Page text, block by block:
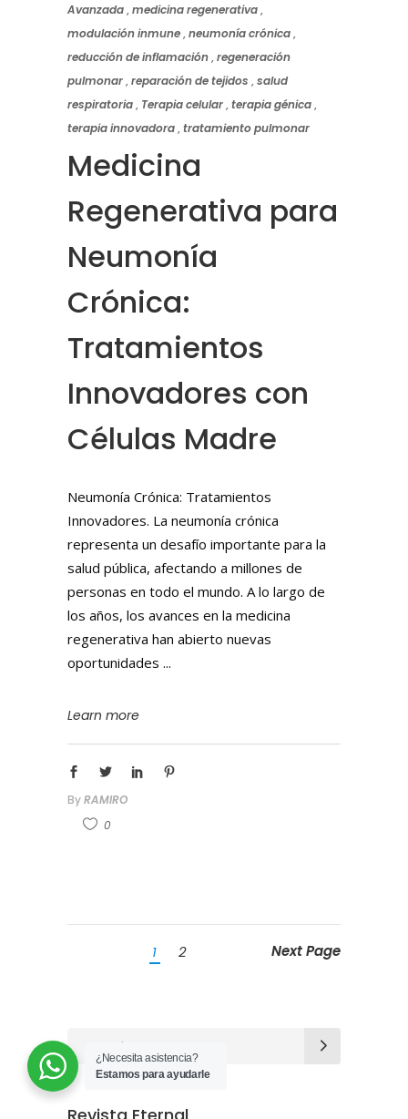
Avanzada,medicina regenerativa,
modulación inmune,neumonía crónica,
reducción de inflamación,regeneración
pulmonar,reparación de tejidos ,salud
respiratoria, Terapia celular,terapia génica,
terapia innovadora,tratamiento pulmonar
Medicina
Regenerativa para
Neumonía
Crónica:
Tratamientos
Innovadores con
Células Madre
Neumonía Crónica: Tratamientos
Innovadores. La neumonía crónica
representa un desafío importante para la
salud pública, afectando a millones de
personas en todo el mundo. A lo largo de
los años, los avances en la medicina
regenerativa han abierto nuevas
oportunidades
Learn more
ByRAMIRO
0
1 2 Next Page
¿Necesita asistencia?
Estamos para ayudarle